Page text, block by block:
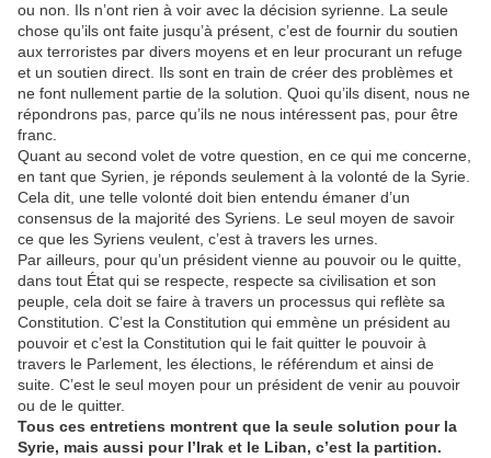
ou non. Ils n’ont rien à voir avec la décision syrienne. La seule
chose qu’ils ont faite jusqu’à présent, c’est de fournir du soutien
aux terroristes par divers moyens et en leur procurant un refuge
et un soutien direct. Ils sont en train de créer des problèmes et
ne font nullement partie de la solution. Quoi qu’ils disent, nous ne
répondrons pas, parce qu’ils ne nous intéressent pas, pour être
franc.
Quant au second volet de votre question, en ce qui me concerne,
en tant que Syrien, je réponds seulement à la volonté de la Syrie.
Cela dit, une telle volonté doit bien entendu émaner d’un
consensus de la majorité des Syriens. Le seul moyen de savoir
ce que les Syriens veulent, c’est à travers les urnes.
Par ailleurs, pour qu’un président vienne au pouvoir ou le quitte,
dans tout État qui se respecte, respecte sa civilisation et son
peuple, cela doit se faire à travers un processus qui reflète sa
Constitution. C’est la Constitution qui emmène un président au
pouvoir et c’est la Constitution qui le fait quitter le pouvoir à
travers le Parlement, les élections, le référendum et ainsi de
suite. C’est le seul moyen pour un président de venir au pouvoir
ou de le quitter.
Tous ces entretiens montrent que la seule solution pour la
Syrie, mais aussi pour l’Irak et le Liban, c’est la partition.